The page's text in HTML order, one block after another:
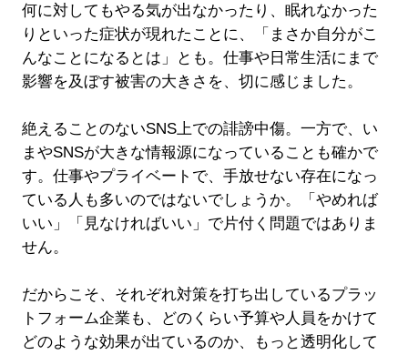
何に対してもやる気が出なかったり、眠れなかった
りといった症状が現れたことに、「まさか自分がこ
んなことになるとは」とも。仕事や日常生活にまで
影響を及ぼす被害の大きさを、切に感じました。
絶えることのないSNS上での誹謗中傷。一方で、い
まやSNSが大きな情報源になっていることも確かで
す。仕事やプライベートで、手放せない存在になっ
ている人も多いのではないでしょうか。「やめれば
いい」「見なければいい」で片付く問題ではありま
せん。
だからこそ、それぞれ対策を打ち出しているプラッ
トフォーム企業も、どのくらい予算や人員をかけて
どのような効果が出ているのか、もっと透明化して